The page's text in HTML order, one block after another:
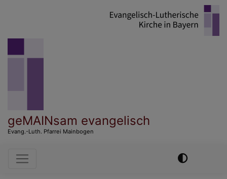
geMAINsam evangelisch
Evang.-Luth. Pfarrei Mainbogen
Hauptnavigation